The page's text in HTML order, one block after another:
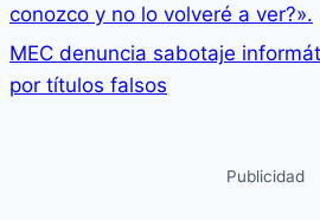
conozco y no lo volveré a ver?».
MEC denuncia sabotaje
por títulos falsos
Publicidad